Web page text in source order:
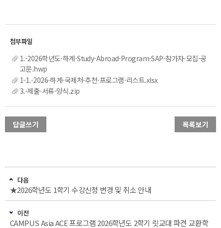
1.-2026학년도-하계-Study-Abroad-Program-SAP-참가자-모집-공
고문.hwp
1-1.-2026-하계-국제처-추천-프로그램-리스트.xlsx
3.-제출-서류-양식.zip
답글쓰기 목록보기
다음
★2026학년도 1학기 수강신청 변경 및 취소 안내
이전
CAMPUS Asia ACE 프로그램 2026학년도 2학기 릿교대 파견 교환학